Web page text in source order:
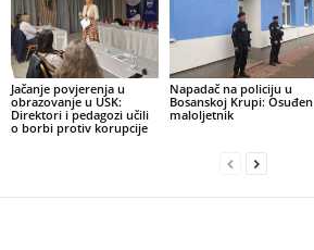
Jačanje povjerenja u
obrazovanje u USK:
Direktori i pedagozi učili
o borbi protiv korupcije
Napadač na policiju u
Bosanskoj Krupi: Osuđen
maloljetnik